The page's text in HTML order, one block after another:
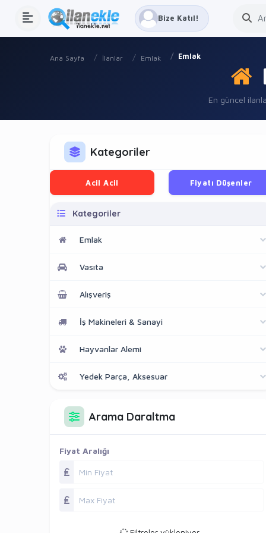
Bize Katıl!
Ana Sayfa İlanlar Emlak Emlak
En güncel
Kategoriler
Acil Acil Fiyatı Düşenler
Kategoriler
Emlak
Vasıta
Alışveriş
İş Makineleri & Sanayi
Hayvanlar Alemi
Yedek Parça, Aksesuar
Arama Daraltma
Fiyat Aralığı